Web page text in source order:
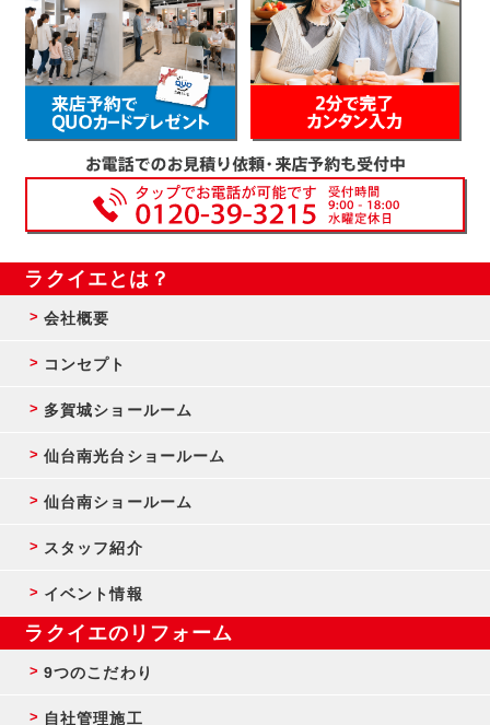
ラクイエとは？
会社概要
コンセプト
多賀城ショールーム
仙台南光台ショールーム
仙台南ショールーム
スタッフ紹介
イベント情報
ラクイエのリフォーム
9つのこだわり
自社管理施工